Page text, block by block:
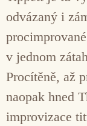
odvázaný i
v jednom
Procítěně, až
naopak hned
improvizace